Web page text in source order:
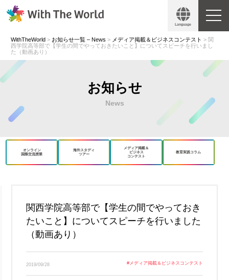
Language
WithTheWorld > お知らせ一覧 – News > メディア掲載＆ビジネスコンテスト > 関
西学院高等部で【学生の間でやっておきたいこと】についてスピーチを行いまし
た（動画あり）
お知らせ
News
オンライン
国際交流授業
海外スタディ
ツアー
メディア掲載＆
ビジネス
コンテスト
教育実践コラム
関西学院高等部で【学生の間でやっておき
たいこと】についてスピーチを行いました
（動画あり）
2019/09/28 #メディア掲載＆ビジネスコンテスト